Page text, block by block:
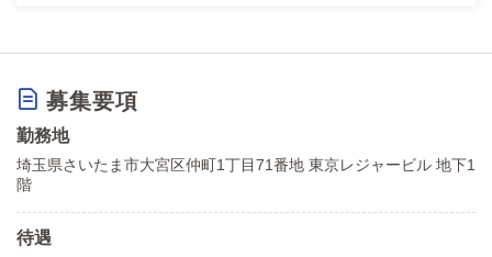
募集要項
勤務地
埼玉県さいたま市大宮区仲町1丁目71番地 東京レジャービル 地下1
階
待遇